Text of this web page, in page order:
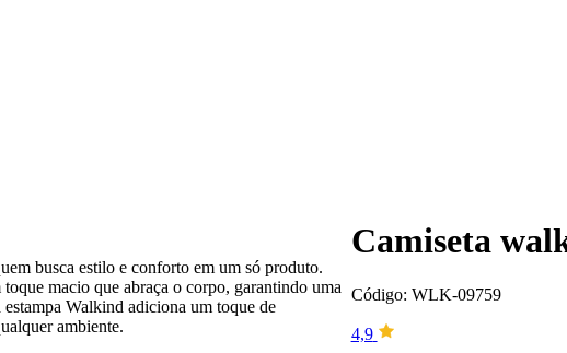
Camiseta
Código: WLK-09759
4,9
busca estilo e conforto em um só produto.
macio que abraça o corpo, garantindo uma
Walkind adiciona um toque de
ambiente.